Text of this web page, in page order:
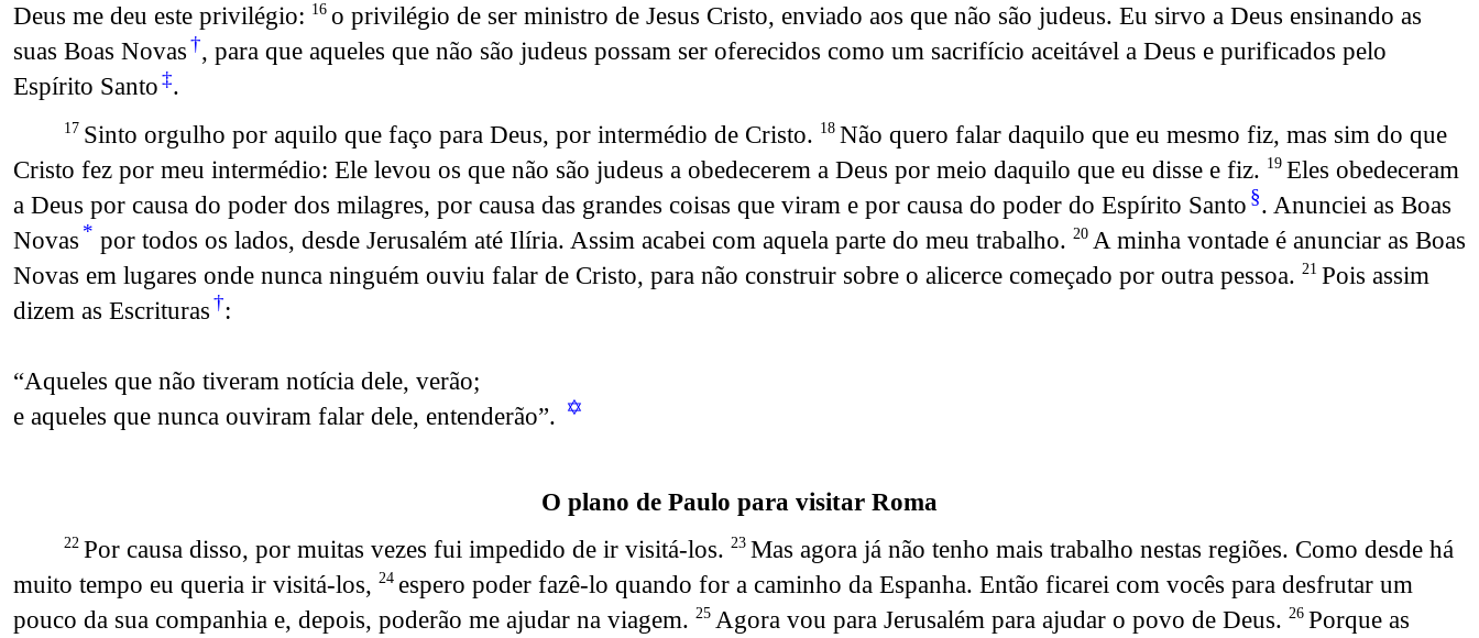
Deus me deu este privilégio: 16 o privilégio de ser ministro de Jesus Cristo, enviado aos que não são judeus. Eu sirvo a Deus ensinando as
suas Boas Novas†, para que aqueles que não são judeus possam ser oferecidos como um sacrifício aceitável a Deus e purificados pelo
Espírito Santo‡.
17 Sinto orgulho por aquilo que faço para Deus, por intermédio de Cristo. 18 Não quero falar daquilo que eu mesmo fiz, mas sim do que
Cristo fez por meu intermédio: Ele levou os que não são judeus a obedecerem a Deus por meio daquilo que eu disse e fiz. 19 Eles obedeceram
a Deus por causa do poder dos milagres, por causa das grandes coisas que viram e por causa do poder do Espírito Santo §. Anunciei as Boas
Novas * por todos os lados, desde Jerusalém até Ilíria. Assim acabei com aquela parte do meu trabalho. 20 A minha vontade é anunciar as Boas
Novas em lugares onde nunca ninguém ouviu falar de Cristo, para não construir sobre o alicerce começado por outra pessoa. 21 Pois assim
dizem as Escrituras†:
“Aqueles que não tiveram notícia dele, verão;
e aqueles que nunca ouviram falar dele, entenderão”. ✡
O plano de Paulo para visitar Roma
22 Por causa disso, por muitas vezes fui impedido de ir visitá-los. 23 Mas agora já não tenho mais trabalho nestas regiões. Como desde há
muito tempo eu queria ir visitá-los, 24 espero poder fazê-lo quando for a caminho da Espanha. Então ficarei com vocês para desfrutar um
pouco da sua companhia e, depois, poderão me ajudar na viagem. 25 Agora vou para Jerusalém para ajudar o povo de Deus. 26 Porque as